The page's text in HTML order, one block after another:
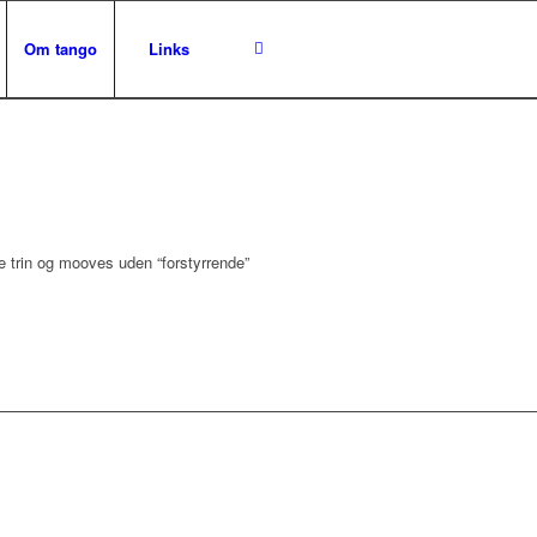
Om tango Links
og mooves uden “forstyrrende”